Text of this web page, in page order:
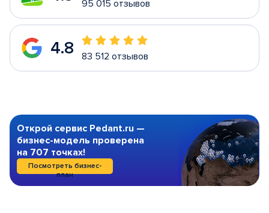
95 015 отзывов
4.8 83 512 отзывов
Открой сервис Pedant.ru —
бизнес-модель проверена
на 707 точках!
Посмотреть бизнес-
план